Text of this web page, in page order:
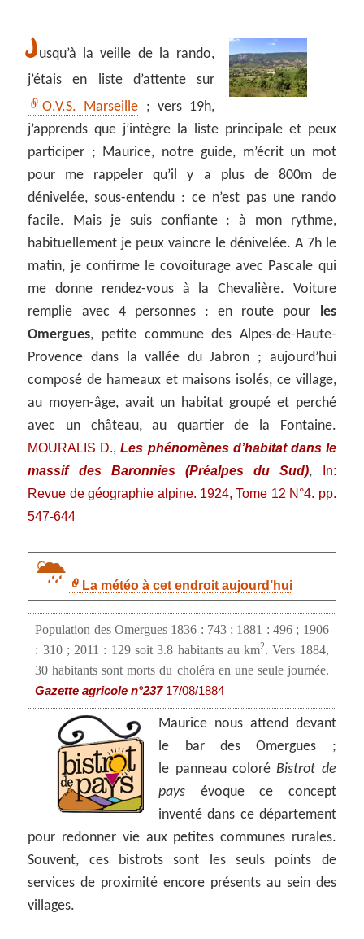
Jusqu’à la veille de la rando,
j’étais en liste d’attente sur
O.V.S. Marseille ; vers 19h,
j’apprends que j’intègre la liste principale et peux
participer ; Maurice, notre guide, m’écrit un mot
pour me rappeler qu’il y a plus de 800m de
dénivelée, sous-entendu : ce n’est pas une rando
facile. Mais je suis confiante : à mon rythme,
habituellement je peux vaincre le dénivelée. A 7h le
matin, je confirme le covoiturage avec Pascale qui
me donne rendez-vous à la Chevalière. Voiture
remplie avec 4 personnes : en route pour les
Omergues, petite commune des Alpes-de-Haute-
Provence dans la vallée du Jabron ; aujourd’hui
composé de hameaux et maisons isolés, ce village,
au moyen-âge, avait un habitat groupé et perché
avec un château, au quartier de la Fontaine.
MOURALIS D.,Les phénomènes d’habitat dans le
massif des Baronnies (Préalpes du Sud),
In:
Revue de géographie alpine. 1924, Tome 12 N°4. pp.
547-644
La météo à cet endroit aujourd’hui
Population des Omergues 1836 : 743 ; 1881 : 496 ; 1906
: 310 ; 2011 : 129 soit 3.8 habitants au km2. Vers 1884,
30 habitants sont morts du choléra en une seule journée.
Gazette agricole n°237 17/08/1884
Maurice nous attend devant
le bar des Omergues ;
le panneau coloréBistrot de
pays évoque ce concept
inventé dans ce département
pour redonner vie aux petites communes rurales.
Souvent, ces bistrots sont les seuls points de
services de proximité encore présents au sein des
villages.